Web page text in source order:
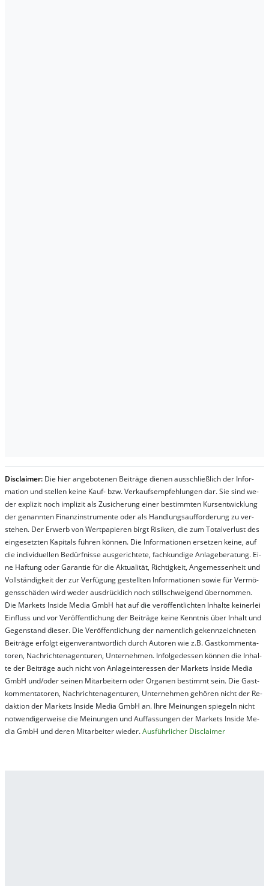
Dis­clai­mer: Die hier an­ge­bo­te­nen Bei­trä­ge die­nen aus­schließ­lich der In­for­
ma­t­ion und stel­len kei­ne Kauf- bzw. Ver­kaufs­em­pfeh­lung­en dar. Sie sind we­
der ex­pli­zit noch im­pli­zit als Zu­sich­er­ung ei­ner be­stim­mt­en Kurs­ent­wick­lung
der ge­nan­nt­en Fi­nanz­in­stru­men­te oder als Handl­ungs­auf­for­der­ung zu ver­
steh­en. Der Er­werb von Wert­pa­pier­en birgt Ri­si­ken, die zum To­tal­ver­lust des
ein­ge­setz­ten Ka­pi­tals füh­ren kön­nen. Die In­for­ma­tion­en er­setz­en kei­ne, auf
die in­di­vi­du­el­len Be­dür­fnis­se aus­ge­rich­te­te, fach­kun­di­ge An­la­ge­be­ra­tung. Ei­
ne Haf­tung oder Ga­ran­tie für die Ak­tu­ali­tät, Rich­tig­keit, An­ge­mes­sen­heit und
Vol­lständ­ig­keit der zur Ver­fü­gung ge­stel­lt­en In­for­ma­tion­en so­wie für Ver­mö­
gens­schä­den wird we­der aus­drück­lich noch stil­lschwei­gend über­nom­men.
Die Mar­kets In­side Me­dia GmbH hat auf die ver­öf­fent­lich­ten In­hal­te kei­ner­lei
Ein­fluss und vor Ver­öf­fent­lich­ung der Bei­trä­ge kei­ne Ken­nt­nis über In­halt und
Ge­gen­stand die­ser. Die Ver­öf­fent­lich­ung der na­ment­lich ge­kenn­zeich­net­en
Bei­trä­ge er­folgt ei­gen­ver­ant­wort­lich durch Au­tor­en wie z.B. Gast­kom­men­ta­
tor­en, Nach­richt­en­ag­en­tur­en, Un­ter­neh­men. In­fol­ge­des­sen kön­nen die In­hal­
te der Bei­trä­ge auch nicht von An­la­ge­in­te­res­sen der Mar­kets In­side Me­dia
GmbH und/oder sei­nen Mit­ar­bei­tern oder Or­ga­nen be­stim­mt sein. Die Gast­
kom­men­ta­tor­en, Nach­rich­ten­ag­en­tur­en, Un­ter­neh­men ge­hör­en nicht der Re­
dak­tion der Mar­kets In­side Me­dia GmbH an. Ihre Mei­nung­en spie­geln nicht
not­wen­di­ger­wei­se die Mei­nung­en und Auf­fas­sung­en der Mar­kets In­side Me­
dia GmbH und de­ren Mit­ar­bei­ter wie­der.Aus­führ­lich­er Dis­clai­mer